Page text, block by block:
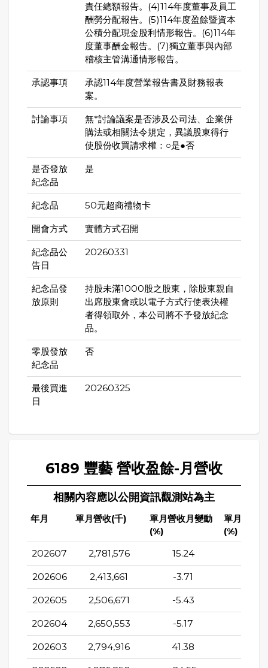
責任總額報告。(4)114年度董事及員工
酬勞分配報告。(5)114年度盈餘暨資本
公積分配現金股利情形報告。(6)114年
度董事酬金報告。(7)獨立董事與內部
稽核主管溝通情形報告。
承認事項
承認114年度營業報告書及財務報表
案。
討論事項
無*討論議案是否涉及公司法、企業併
購法或相關法令規定，異議股東得行
使股份收買請求權：○是●否
是否發放
紀念品
是
紀念品 50元超商禮物卡
開會方式 實體方式召開
紀念品公
告日
20260331
紀念品發
放原則
持股未滿1000股之股東，除股東親自
出席股東會或以電子方式行使表決權
者得領取外，本公司將不予發放紀念
品。
零股發放
紀念品
否
最後買進
日
20260325
6189 豐藝 營收盈餘-月營收
相關內容應以公開資訊觀測站為主
年月 單月營收(千)
單月營收月變動
(%)
單月營收
(%)
202607 2,781,576 15.24
202606 2,413,661 -3.71
202605 2,506,671 -5.43
202604 2,650,553 -5.17
202603 2,794,916 41.38